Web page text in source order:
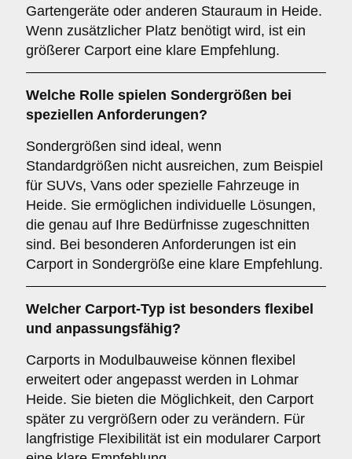
Gartengeräte oder anderen Stauraum in Heide.
Wenn zusätzlicher Platz benötigt wird, ist ein
größerer Carport eine klare Empfehlung.
Welche Rolle spielen Sondergrößen bei
speziellen Anforderungen?
Sondergrößen sind ideal, wenn
Standardgrößen nicht ausreichen, zum Beispiel
für SUVs, Vans oder spezielle Fahrzeuge in
Heide. Sie ermöglichen individuelle Lösungen,
die genau auf Ihre Bedürfnisse zugeschnitten
sind. Bei besonderen Anforderungen ist ein
Carport in Sondergröße eine klare Empfehlung.
Welcher Carport-Typ ist besonders flexibel
und anpassungsfähig?
Carports in Modulbauweise können flexibel
erweitert oder angepasst werden in Lohmar
Heide. Sie bieten die Möglichkeit, den Carport
später zu vergrößern oder zu verändern. Für
langfristige Flexibilität ist ein modularer Carport